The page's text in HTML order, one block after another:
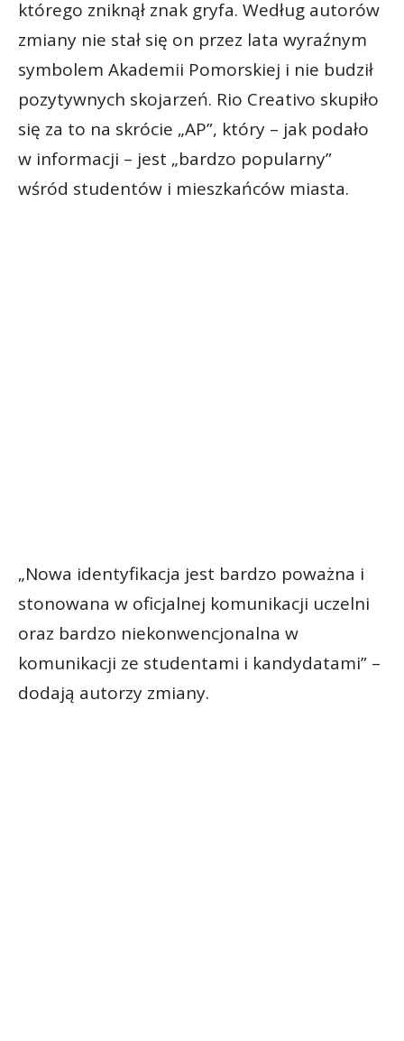
którego zniknął znak gryfa. Według autorów
zmiany nie stał się on przez lata wyraźnym
symbolem Akademii Pomorskiej i nie budził
pozytywnych skojarzeń. Rio Creativo skupiło
się za to na skrócie „AP”, który – jak podało
w informacji – jest „bardzo popularny”
wśród studentów i mieszkańców miasta.
„Nowa identyfikacja jest bardzo poważna i
stonowana w oficjalnej komunikacji uczelni
oraz bardzo niekonwencjonalna w
komunikacji ze studentami i kandydatami” –
dodają autorzy zmiany.